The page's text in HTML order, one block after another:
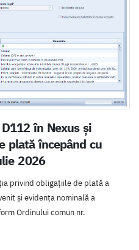
în Nexus și
plată începând cu
2026
privind obligațiile de plată a
și evidența nominală a
Ordinului comun nr.